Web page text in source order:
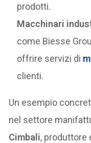
prodotti.
Macchinari
come Biesse
offrire servizi di
clienti.
Un esempio
nel settore
Cimbali, produttore